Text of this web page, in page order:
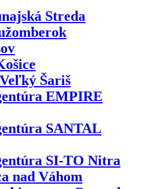
Streda
Šariš
EMPIRE
SANTAL
SI-TO Nitra
nad Váhom